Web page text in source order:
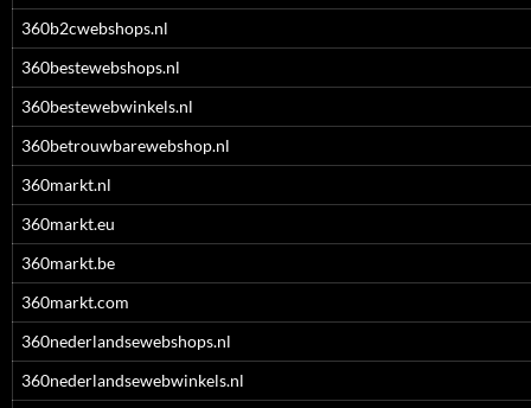
360b2cwebshops.nl
360bestewebshops.nl
360bestewebwinkels.nl
360betrouwbarewebshop.nl
360markt.nl
360markt.eu
360markt.be
360markt.com
360nederlandsewebshops.nl
360nederlandsewebwinkels.nl